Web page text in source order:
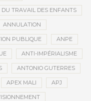
TRAVAIL DES ENFANTS
ANNULATION
PUBLIQUE ANPE
ANTI-IMPÉRIALISME
ANTONIO GUTERRES
APEX MALI APJ